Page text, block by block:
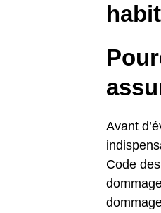
Avant
Code